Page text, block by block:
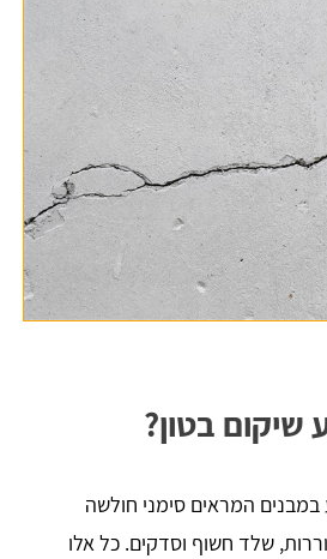
שיקום בטון?
במבנים המראים סימני חולשה
שלד חשוף וסדקים. כל אלו